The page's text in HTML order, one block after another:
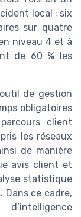
local ; six
sur quatre
niveau 4 et à
de 60 % les
de gestion
obligatoires
client
les réseaux
de manière
avis client et
statistique
Dans ce cadre,